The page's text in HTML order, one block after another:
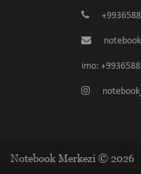
imo:
Notebook Merkezi © 2026